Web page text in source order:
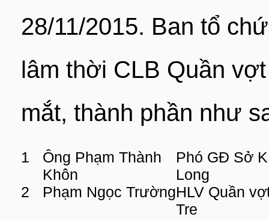
28/11/2015. Ban tổ
lâm thời CLB Quần
mắt, thành phần như
1
Ông Phạm Thành
Khôn
Phó GĐ Sở
Long
2
Phạm Ngọc TrườngHLV Quần
Tre